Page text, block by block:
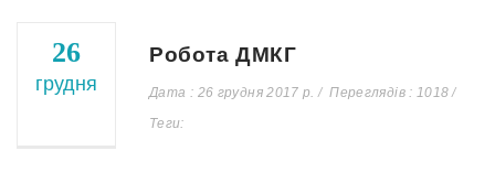
26
грудня
Робота ДМКГ
Дата : 26 грудня 2017 р.
Переглядів : 1018
Теги: